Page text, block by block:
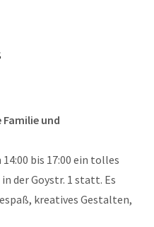
und
bis 17:00 ein tolles
der Goystr. 1 statt. Es
kreatives Gestalten,